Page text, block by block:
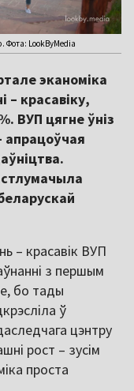
Фота: LookByMedia
эканоміка
красавіку,
ВУП цягне ўніз
апрацоўчая
– красавік ВУП
з першым
бо тады
ў
цэнтру
рост – зусім
проста